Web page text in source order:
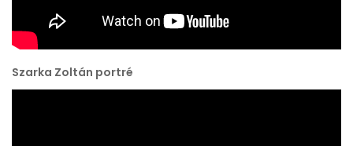
Szarka Zoltán portré